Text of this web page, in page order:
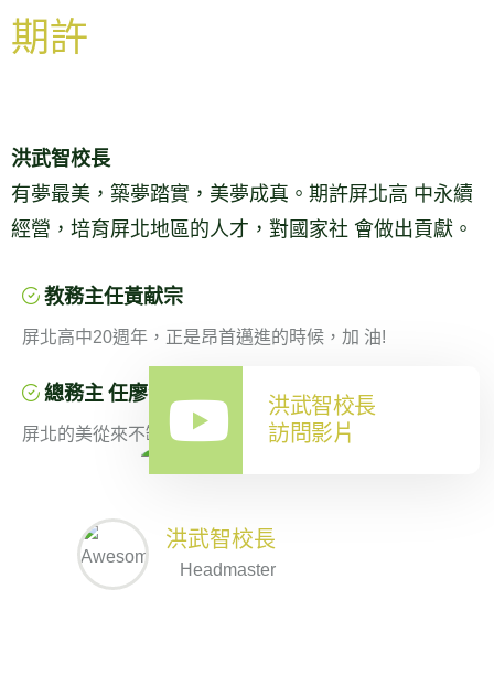
期許
洪武智校長
有夢最美，築夢踏實，美夢成真。期許屏北高 中永續
經營，培育屏北地區的人才，對國家社 會做出貢獻。
教務主任黃献宗
屏北高中20週年，正是昂首邁進的時候，加 油!
總務主 任廖漢忠
屏北的美從來不缺，就缺您的發現!
洪武智校長
訪問影片
洪武智校長
Headmaster